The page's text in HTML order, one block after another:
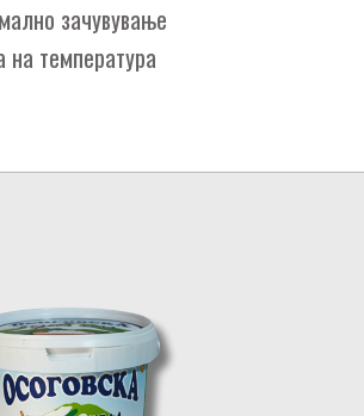
зачувување
на температура